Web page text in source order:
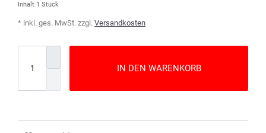
Inhalt 1 Stück
* inkl. ges. MwSt. zzgl. Versandkosten
IN DEN WARENKORB